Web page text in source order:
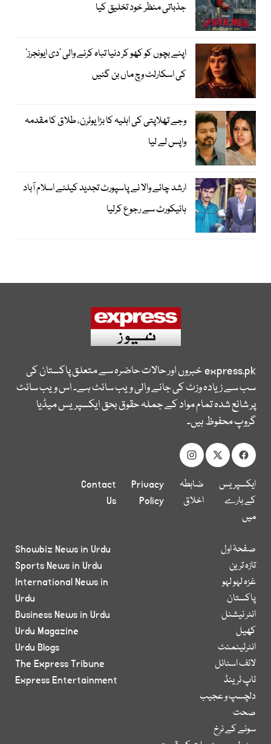
جذباتی منظر خود تخلیق کیا
اپنے بچوں کو کھو کر دنیا تباہ کرنے والی ’دی ایونجرز‘
کی اسکارلٹ وچ ماں بن گئیں
وجے تھلاپتی کی اہلیہ کا بڑا یوٹرن، طلاق کا مقدمہ
واپس لے لیا
ارشد چائے والا نے پاسپورٹ تجدید کیلئے اسلام آباد
ہائیکورٹ سے رجوع کرلیا
express.pkخبروں اور حالات حاضرہ سے متعلق پاکستان کی
سب سے زیادہ وزٹ کی جانے والی ویب سائٹ ہے۔ اس ویب سائٹ
پر شائع شدہ تمام مواد کے جملہ حقوق بحق ایکسپریس میڈیا
گروپ محفوظ ہیں۔
ایکسپریس
کے بارے
میں
ضابطہ
اخلاق
Privacy
Policy
Contact
Us
صفحۂ اول
تازہ ترین
غزہ لہو لہو
پاکستان
انٹر نیشنل
کھیل
انٹرٹینمنٹ
لائف اسٹائل
ٹاپ ٹرینڈ
دلچسپ و عجیب
صحت
سونے کے نرخ
Showbiz News in Urdu
Sports News in Urdu
International News in
Urdu
Business News in Urdu
Urdu Magazine
Urdu Blogs
The Express Tribune
Express Entertainment